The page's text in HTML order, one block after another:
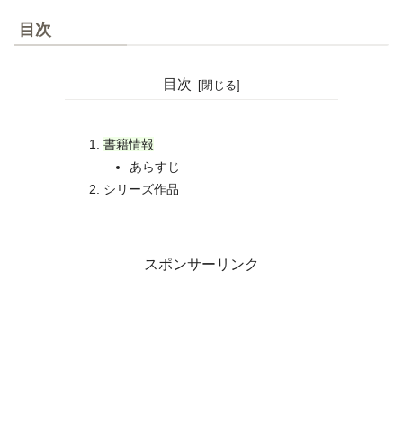
目次
目次
書籍情報
あらすじ
シリーズ作品
スポンサーリンク